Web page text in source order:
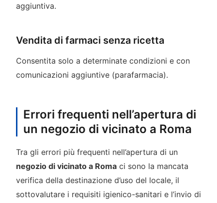
aggiuntiva.
Vendita di farmaci senza ricetta
Consentita solo a determinate condizioni e con
comunicazioni aggiuntive (parafarmacia).
Errori frequenti nell’apertura di
un negozio di vicinato a Roma
Tra gli errori più frequenti nell’apertura di un
negozio di vicinato a Romaci sono la mancata
verifica della destinazione d’uso del locale, il
sottovalutare i requisiti igienico-sanitari e l’invio di